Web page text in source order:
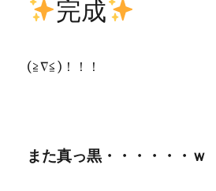
完成
(≧∇≦)！！！
また真っ黒・・・・・・ｗ